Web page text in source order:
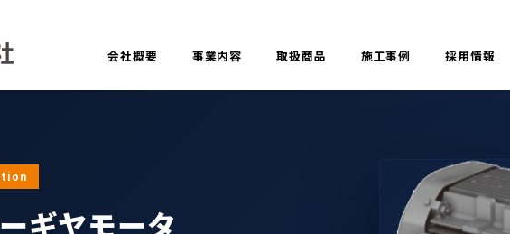
会社概要 事業内容 取扱商品 施工事例 採用情報
ギヤモータ